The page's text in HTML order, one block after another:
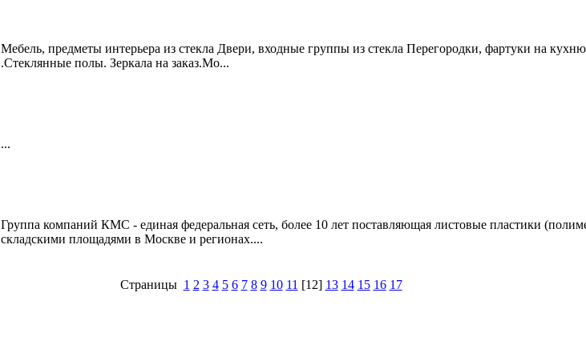
Мебель, предметы интерьера из стекла Двери, входные группы из стекла Перегородки, фартуки на
.Стеклянные полы. Зеркала на заказ.Мо...
...
Группа компаний КМС - единая федеральная сеть, более 10 лет поставляющая листовые пластики
складскими площадями в Москве и регионах....
Страницы 1 2 3 4 5 6 7 8 9 10 11 [12] 13 14 15 16 17